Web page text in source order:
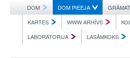
DOM DOM PIEEJA
KARTES
WWW ARHĪVS
LABORATORIJA
LASĀMKOKS